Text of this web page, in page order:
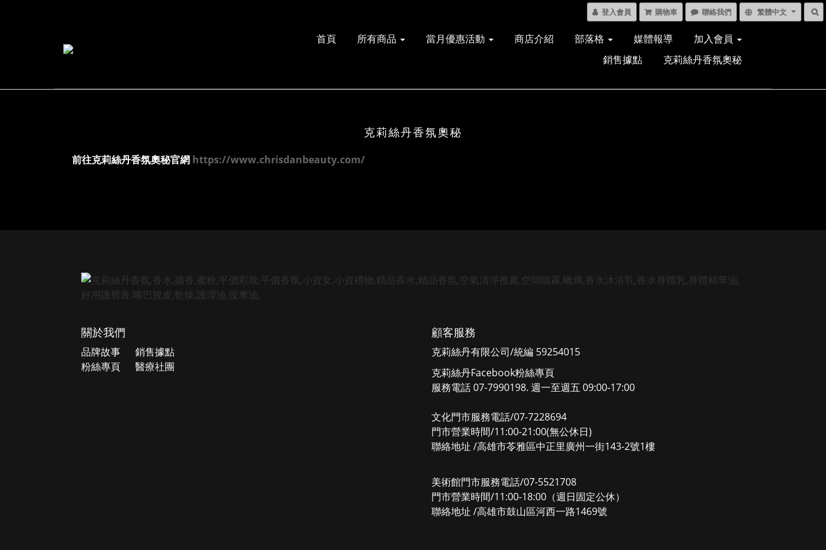
登入會員 購物車 聯絡我們 繁體中文
首頁 所有商品 當月優惠活動 商店介紹 部落格 媒體報導
加入會員
銷售據點
克莉絲丹香氛奧秘
克莉絲丹香氛奧秘
前往克莉絲丹香氛奧秘官網 https://www.chrisdanbeauty.com/
關於我們
品牌故事 銷售據點
粉絲專頁 醫療社團
顧客服務
克莉絲丹有限公司/統編 59254015
克莉絲丹Facebook粉絲專頁
服務電話 07-7990198. 週一至週五 09:00-17:00
文化門市服務電話/07-7228694
門市營業時間/11:00-21:00(無公休日)
聯絡地址 /高雄市苓雅區中正里廣州一街143-2號1樓
美術館門市服務電話/07-5521708
門市營業時間/11:00-18:00（週日固定公休）
聯絡地址 /高雄市鼓山區河西一路1469號